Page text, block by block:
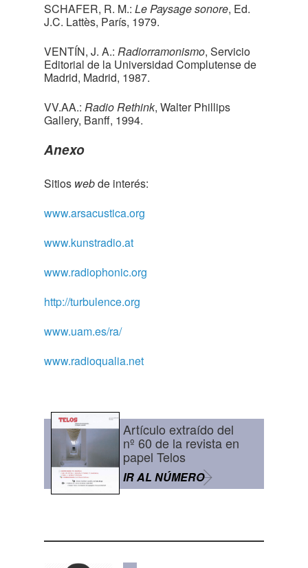
SCHAFER, R. M.: Le Paysage sonore, Ed.
J.C. Lattès, París, 1979.
VENTÍN, J. A.: Radiorramonismo, Servicio
Editorial de la Universidad Complutense de
Madrid, Madrid, 1987.
VV.AA.: Radio Rethink, Walter Phillips
Gallery, Banff, 1994.
Anexo
Sitios webde interés:
www.arsacustica.org
www.kunstradio.at
www.radiophonic.org
http://turbulence.org
www.uam.es/ra/
www.radioqualia.net
Artículo extraído del
nº 60 de la revista en
papel Telos
IR AL NÚMERO